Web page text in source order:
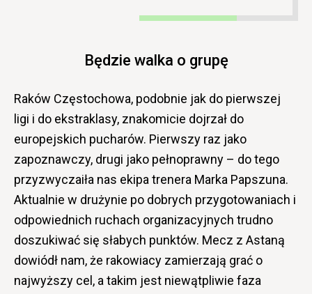
Będzie walka o grupę
Raków Częstochowa, podobnie jak do pierwszej
ligi i do ekstraklasy, znakomicie dojrzał do
europejskich pucharów. Pierwszy raz jako
zapoznawczy, drugi jako pełnoprawny – do tego
przyzwyczaiła nas ekipa trenera Marka Papszuna.
Aktualnie w drużynie po dobrych przygotowaniach i
odpowiednich ruchach organizacyjnych trudno
doszukiwać się słabych punktów. Mecz z Astaną
dowiódł nam, że rakowiacy zamierzają grać o
najwyższy cel, a takim jest niewątpliwie faza